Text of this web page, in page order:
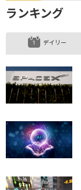
ランキング
デイリー